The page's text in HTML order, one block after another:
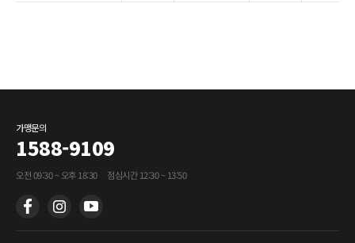
가맹문의
1588-9109
오전 09:30 ~ 오후 18:30 점심시간 12:30 ~ 13:50